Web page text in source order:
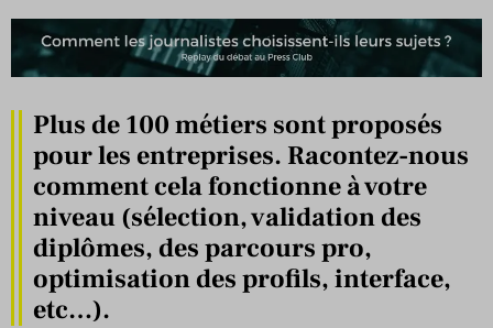
Plus de 100 métiers sont proposés
pour les entreprises. Racontez-nous
comment cela fonctionne à votre
niveau (sélection, validation des
diplômes, des parcours pro,
optimisation des profils, interface,
etc…).